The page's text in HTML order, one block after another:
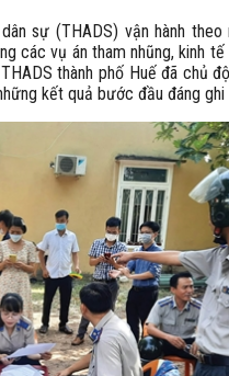
sự (THADS) vận hành theo
các vụ án tham nhũng, kinh
thành phố Huế đã chủ
kết quả bước đầu đáng ghi